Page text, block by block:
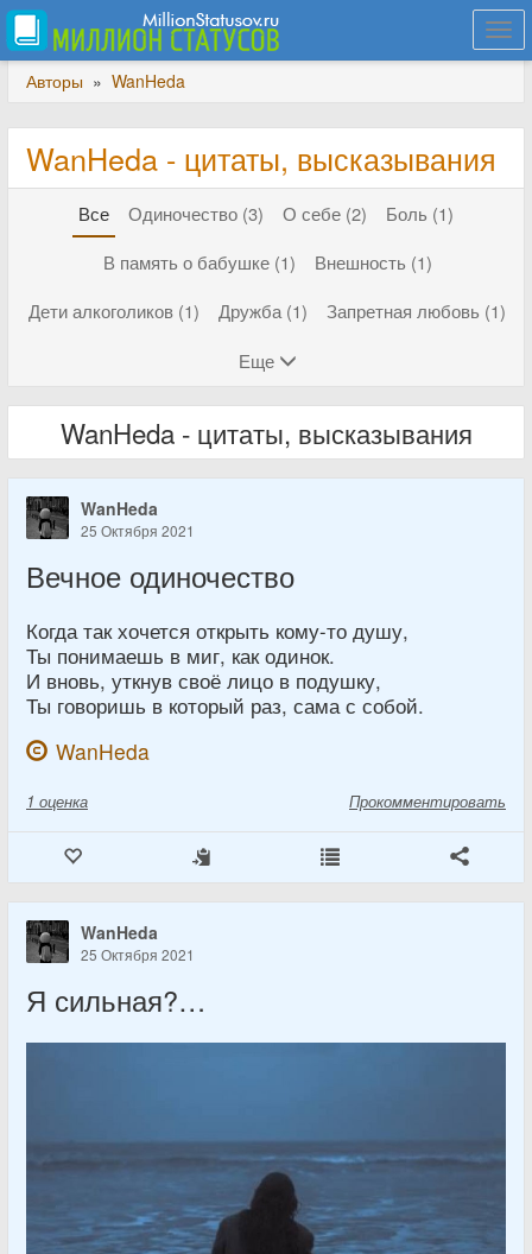
Авторы » WanHeda
WanHeda - цитаты, высказывания
Все Одиночество (3) О себе (2)
Боль (1)
В память о бабушке (1)
Внешность (1)
Дети алкоголиков (1)
Дружба (1)
Запретная любовь (1)
Еще
WanHeda - цитаты, высказывания
WanHeda
25 Октября 2021
Вечное одиночество
Когда так хочется открыть кому-то душу,
Ты понимаешь в миг, как одинок.
И вновь, уткнув своё лицо в подушку,
Ты говоришь в который раз, сама с собой.
WanHeda
1 оценка Прокомментировать
WanHeda
25 Октября 2021
Я сильная?…